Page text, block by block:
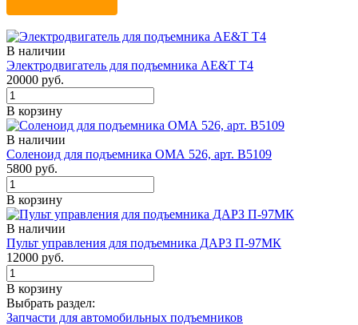
В наличии
Электродвигатель для подъемника AE&T Т4
20000 руб.
В корзину
В наличии
Соленоид для подъемника ОМА 526, арт. B5109
5800 руб.
В корзину
В наличии
Пульт управления для подъемника ДАРЗ П-97МК
12000 руб.
В корзину
Выбрать раздел:
Запчасти для автомобильных подъемников